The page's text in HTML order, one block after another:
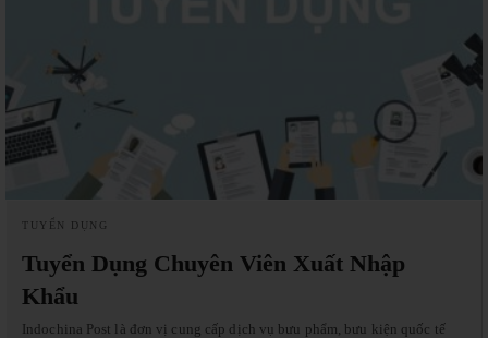
TUYỂN DỤNG
Tuyển Dụng Chuyên Viên Xuất Nhập
Khẩu
Indochina Post là đơn vị cung cấp dịch vụ bưu phẩm, bưu kiện quốc tế